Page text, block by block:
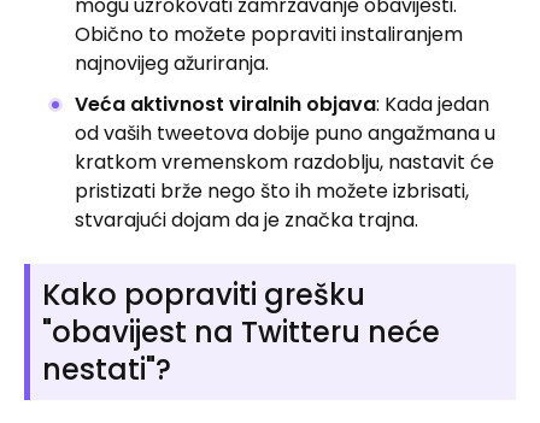
Obično to možete popraviti instaliranjem
najnovijeg ažuriranja.
Veća aktivnost viralnih objava: Kada jedan
od vaših tweetova dobije puno angažmana u
kratkom vremenskom razdoblju, nastavit će
pristizati brže nego što ih možete izbrisati,
stvarajući dojam da je značka trajna.
Kako popraviti grešku
"obavijest na Twitteru neće
nestati"?